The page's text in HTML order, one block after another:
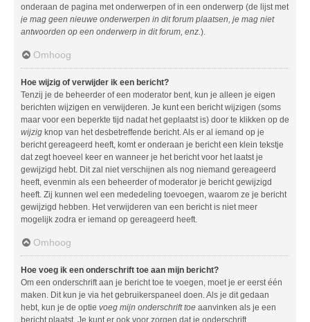
onderaan de pagina met onderwerpen of in een onderwerp (de lijst met
je mag geen nieuwe onderwerpen in dit forum plaatsen, je mag niet
antwoorden op een onderwerp in dit forum, enz.).
Omhoog
Hoe wijzig of verwijder ik een bericht?
Tenzij je de beheerder of een moderator bent, kun je alleen je eigen
berichten wijzigen en verwijderen. Je kunt een bericht wijzigen (soms
maar voor een beperkte tijd nadat het geplaatst is) door te klikken op de
wijzig knop van het desbetreffende bericht. Als er al iemand op je
bericht gereageerd heeft, komt er onderaan je bericht een klein tekstje
dat zegt hoeveel keer en wanneer je het bericht voor het laatst je
gewijzigd hebt. Dit zal niet verschijnen als nog niemand gereageerd
heeft, evenmin als een beheerder of moderator je bericht gewijzigd
heeft. Zij kunnen wel een mededeling toevoegen, waarom ze je bericht
gewijzigd hebben. Het verwijderen van een bericht is niet meer
mogelijk zodra er iemand op gereageerd heeft.
Omhoog
Hoe voeg ik een onderschrift toe aan mijn bericht?
Om een onderschrift aan je bericht toe te voegen, moet je er eerst één
maken. Dit kun je via het gebruikerspaneel doen. Als je dit gedaan
hebt, kun je de optie voeg mijn onderschrift toe aanvinken als je een
bericht plaatst. Je kunt er ook voor zorgen dat je onderschrift